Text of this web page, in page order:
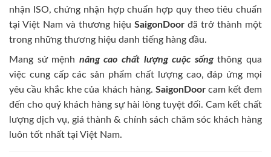
nhận ISO, chứng nhận hợp chuẩn hợp quy theo tiêu chuẩn
tại Việt Nam và thương hiệu SaigonDoor đã trở thành một
trong những thương hiệu danh tiếng hàng đầu.
Mang sứ mệnh nâng cao chất lượng cuộc sốngthông qua
việc cung cấp các sản phẩm chất lượng cao, đáp ứng mọi
yêu cầu khắc khe của khách hàng. SaigonDoorcam kết đem
đến cho quý khách hàng sự hài lòng tuyệt đối. Cam kết chất
lượng dịch vụ, giá thành & chính sách chăm sóc khách hàng
luôn tốt nhất tại Việt Nam.